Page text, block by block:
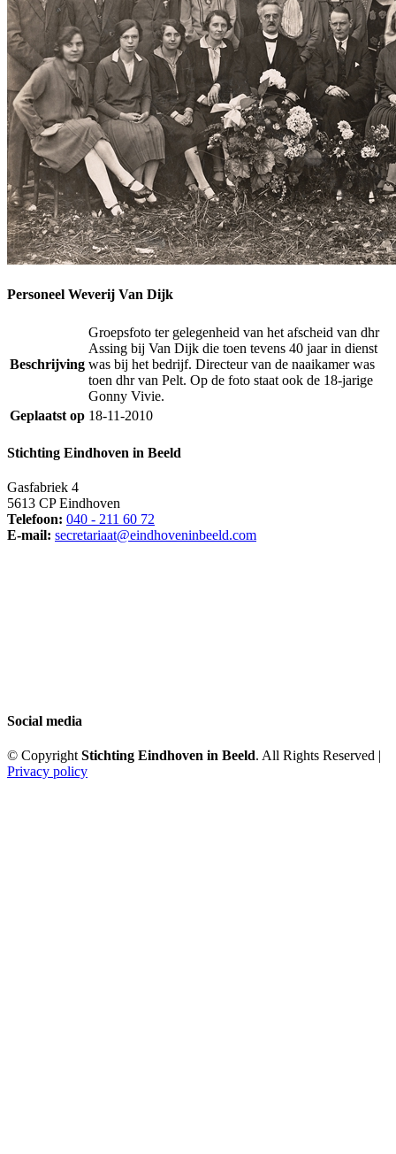
Personeel Weverij Van Dijk
Beschrijving
Groepsfoto ter gelegenheid van het afscheid van dhr
Assing bij Van Dijk die toen tevens 40 jaar in dienst
was bij het bedrijf. Directeur van de naaikamer was
toen dhr van Pelt. Op de foto staat ook de 18-jarige
Gonny Vivie.
Geplaatst op 18-11-2010
Stichting Eindhoven in Beeld
Gasfabriek 4
5613 CP Eindhoven
Telefoon: 040 - 211 60 72
E-mail: secretariaat@eindhoveninbeeld.com
Social media
© Copyright Stichting Eindhoven in Beeld. All Rights Reserved |
Privacy policy